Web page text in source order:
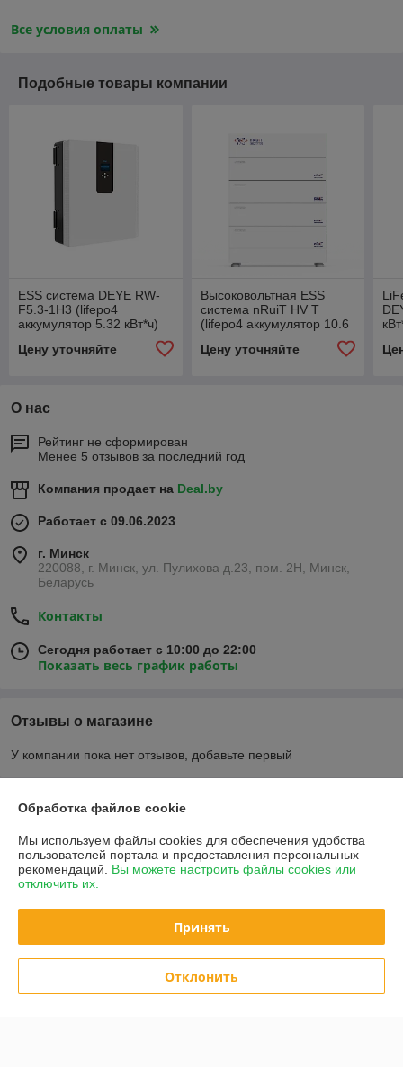
Все условия оплаты
Подобные товары компании
ESS система DEYE RW-
F5.3-1H3 (lifepo4
аккумулятор 5.32 кВт*ч)
Цену уточняйте
Высоковольтная ESS
система nRuiT HV T
(lifepo4 аккумулятор 10.6
Цену уточняйте
О нас
Рейтинг не сформирован
Менее 5 отзывов за последний год
Компания продает на Deal.by
Работает с 09.06.2023
г. Минск
220088, г. Минск, ул. Пулихова д.23, пом. 2Н, Минск,
Беларусь
Контакты
Сегодня работает с 10:00 до 22:00
Показать весь график работы
Отзывы о магазине
У компании пока нет отзывов, добавьте первый
О нас
Контакты
Доставка и оплата
Обработка файлов cookie
Мы используем файлы cookies для обеспечения удобства
пользователей портала и предоставления персональных
рекомендаций. Вы можете настроить файлы cookies или
отключить их.
Принять
Отклонить